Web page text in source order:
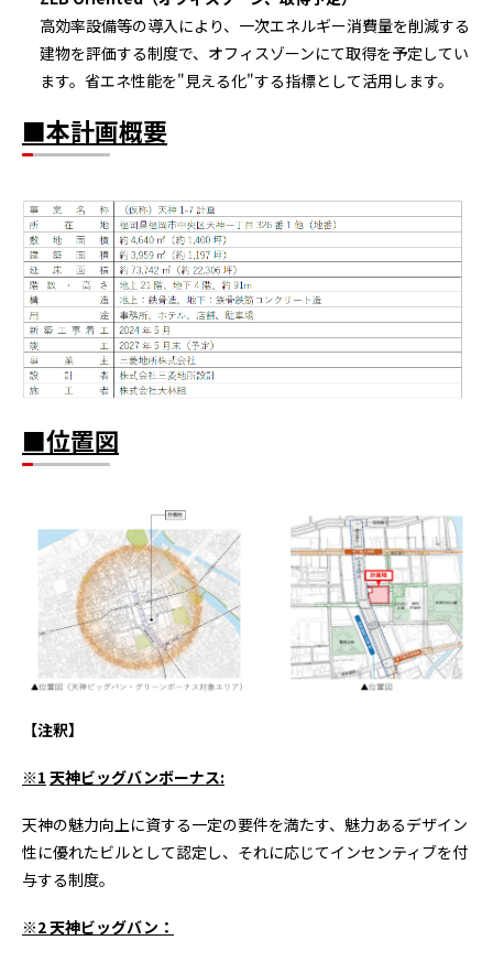
高効率設備等の導入により、一次エネルギー消費量を削減する
建物を評価する制度で、オフィスゾーンにて取得を予定してい
ます。省エネ性能を"見える化"する指標として活用します。
■本計画概要
■位置図
【注釈】
※1 天神ビッグバンボーナス:
天神の魅力向上に資する一定の要件を満たす、魅力あるデザイン
性に優れたビルとして認定し、それに応じてインセンティブを付
与する制度。
※2天神ビッグバン：